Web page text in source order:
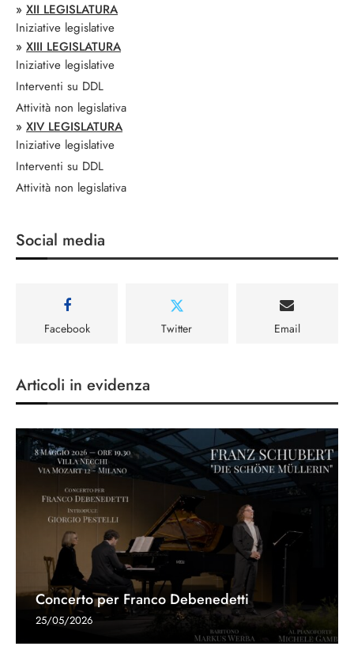
» XII LEGISLATURA
Iniziative legislative
» XIII LEGISLATURA
Iniziative legislative
Interventi su DDL
Attività non legislativa
» XIV LEGISLATURA
Iniziative legislative
Interventi su DDL
Attività non legislativa
Social media
Facebook Twitter Email
Articoli in evidenza
Concerto per Franco Debenedetti
25/05/2026